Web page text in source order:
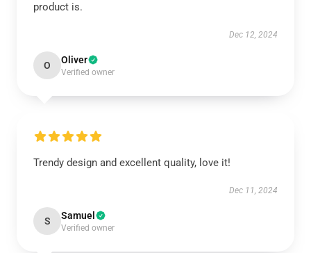
product is.
Dec 12, 2024
O Oliver
Verified owner
Trendy design and excellent quality, love it!
Dec 11, 2024
S Samuel
Verified owner